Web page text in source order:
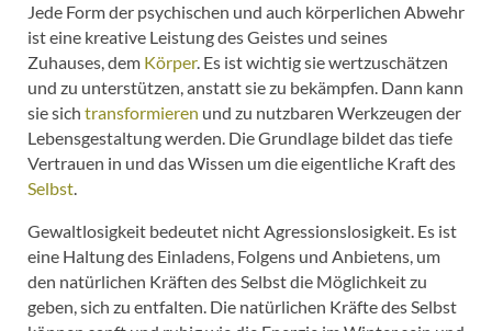
Jede Form der psychischen und auch körperlichen Abwehr
ist eine kreative Leistung des Geistes und seines
Zuhauses, dem Körper. Es ist wichtig sie wertzuschätzen
und zu unterstützen, anstatt sie zu bekämpfen. Dann kann
sie sich transformieren und zu nutzbaren Werkzeugen der
Lebensgestaltung werden. Die Grundlage bildet das tiefe
Vertrauen in und das Wissen um die eigentliche Kraft des
Selbst.
Gewaltlosigkeit bedeutet nicht Agressionslosigkeit. Es ist
eine Haltung des Einladens, Folgens und Anbietens, um
den natürlichen Kräften des Selbst die Möglichkeit zu
geben, sich zu entfalten. Die natürlichen Kräfte des Selbst